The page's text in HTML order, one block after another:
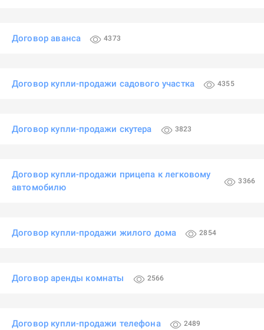
Договор аванса 4373
Договор купли-продажи садового участка 4355
Договор купли-продажи скутера 3823
Договор купли-продажи прицепа к легковому
автомобилю
3366
Договор купли-продажи жилого дома 2854
Договор аренды комнаты 2566
Договор купли-продажи телефона 2489